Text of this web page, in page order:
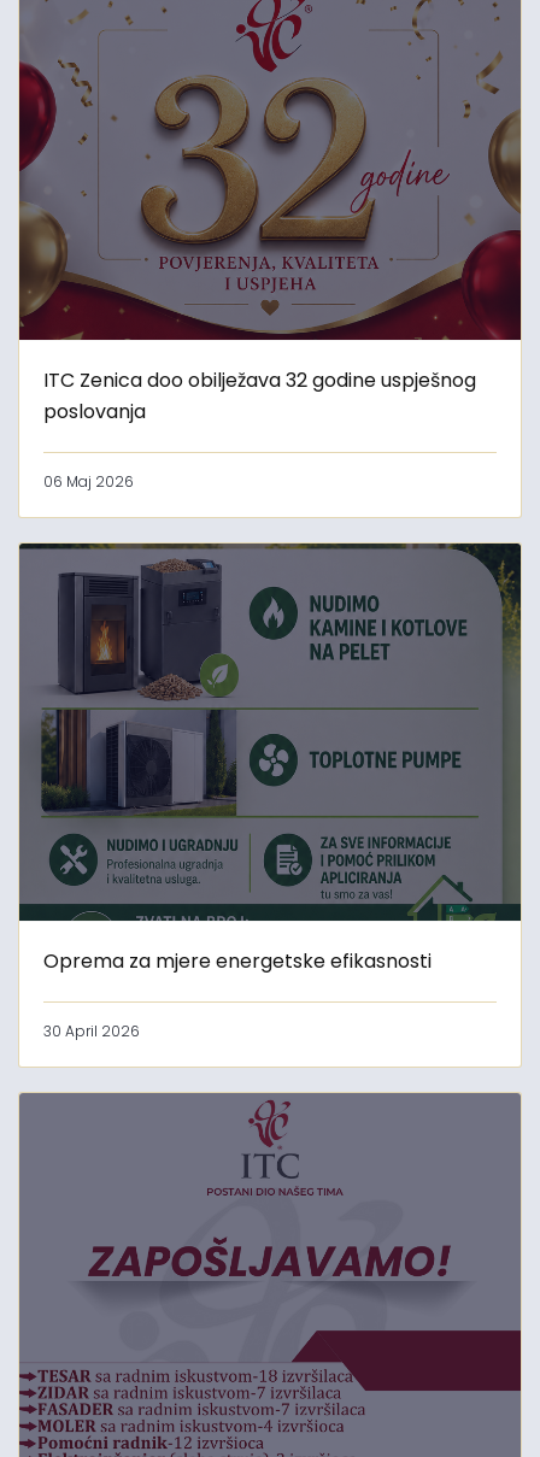
ITC Zenica doo obilježava 32 godine uspješnog
poslovanja
06 Maj 2026
Oprema za mjere energetske efikasnosti
30 April 2026